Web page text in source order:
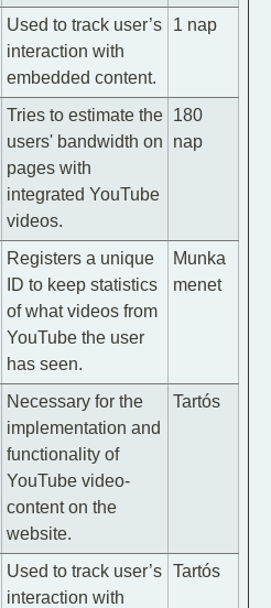
Used to track user’s
interaction with
embedded content.
1 nap
Tries to estimate the
users' bandwidth on
pages with
integrated YouTube
videos.
180
nap
Registers a unique
ID to keep statistics
of what videos from
YouTube the user
has seen.
Munka
menet
Necessary for the
implementation and
functionality of
YouTube video-
content on the
website.
Tartós
Used to track user’s
interaction with
Tartós